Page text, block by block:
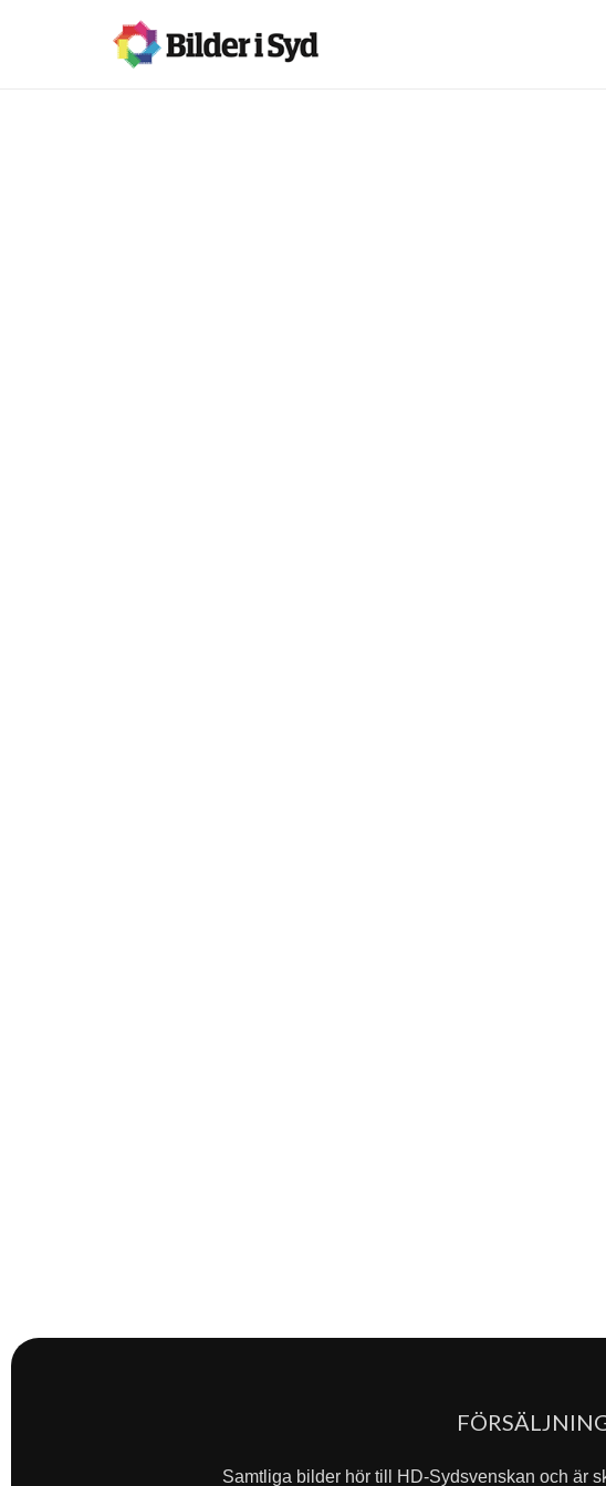
Samtliga bilder hör till HD-Sydsvenskan och är